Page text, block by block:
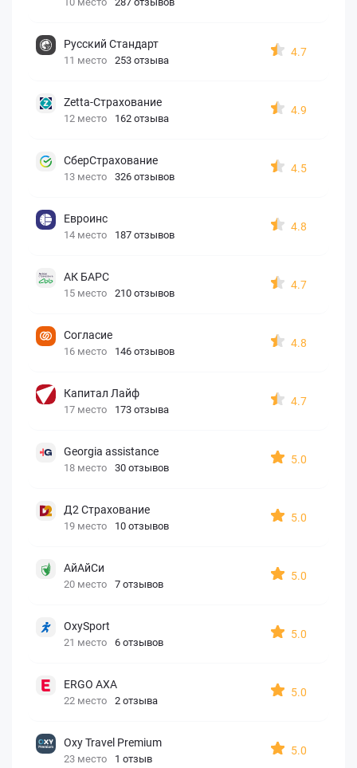
Русский Стандарт
11 место 253 отзыва
4.7
Zetta-Страхование
12 место 162 отзыва
4.9
СберСтрахование
13 место 326 отзывов
4.5
Евроинс
14 место 187 отзывов
4.8
АК БАРС
15 место 210 отзывов
4.7
Согласие
16 место 146 отзывов
4.8
Капитал Лайф
17 место 173 отзыва
4.7
Georgia assistance
18 место 30 отзывов
5.0
Д2 Страхование
19 место 10 отзывов
5.0
АйАйСи
20 место 7 отзывов
5.0
OxySport
21 место 6 отзывов
5.0
ERGO AXA
22 место 2 отзыва
5.0
Oxy Travel Premium
23 место 1 отзыв
5.0